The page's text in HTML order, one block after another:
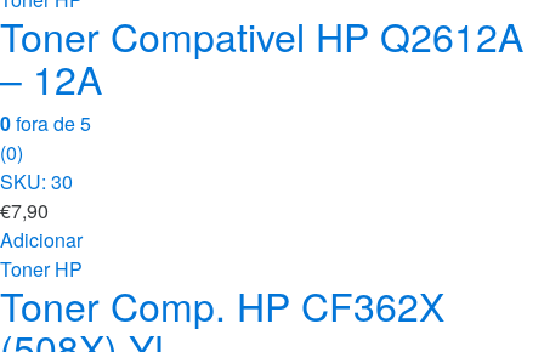
Toner Compativel HP Q2612A
– 12A
0fora de 5
(0)
SKU: 30
€7,90
Adicionar
Toner HP
Toner Comp. HP CF362X